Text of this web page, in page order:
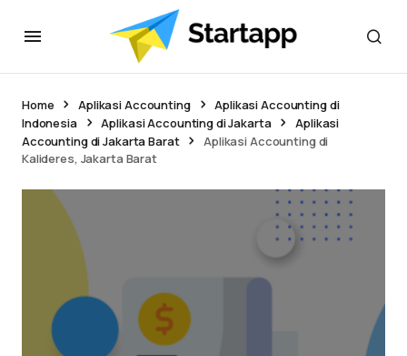
Home Aplikasi Accounting
Aplikasi Accounting di
Indonesia
Aplikasi Accounting di Jakarta
Aplikasi
Accounting di Jakarta Barat
Aplikasi Accounting di
Kalideres, Jakarta Barat